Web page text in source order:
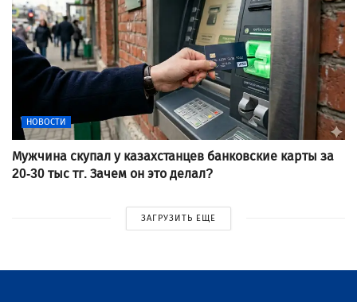
НОВОСТИ
Мужчина скупал у казахстанцев банковские карты за
20-30 тыс тг. Зачем он это делал?
ЗАГРУЗИТЬ ЕЩЕ